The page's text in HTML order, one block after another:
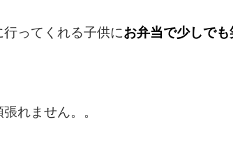
ってくれる子供にお弁当で少しでも
れません。。